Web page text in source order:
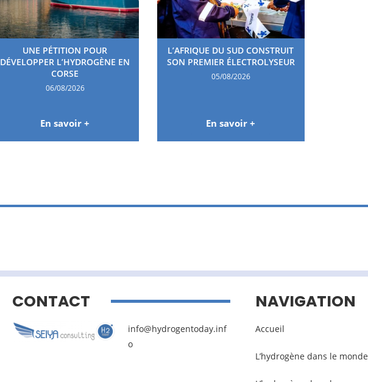
UNE PÉTITION POUR
DÉVELOPPER L’HYDROGÈNE EN
CORSE
06/08/2026
En savoir +
L’AFRIQUE DU SUD CONSTRUIT
SON PREMIER ÉLECTROLYSEUR
05/08/2026
En savoir +
CONTACT
info@hydrogentoday.inf
o
NAVIGATION
Accueil
L’hydrogène dans le monde